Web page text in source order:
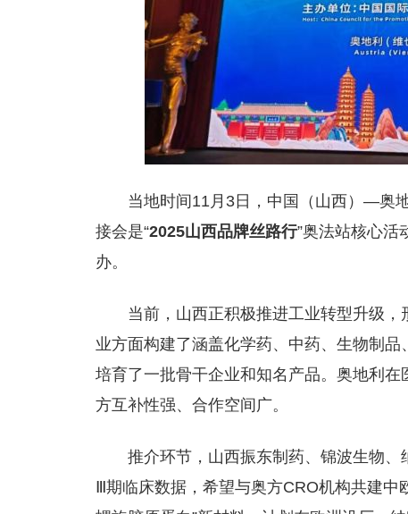
当地时间11月3日，中国（山西）—奥
接会是“2025山西品牌丝路行”奥法站核心活
办。
当前，山西正积极推进工业转型升级
业方面构建了涵盖化学药、中药、生物制
培育了一批骨干企业和知名产品。奥地利
方互补性强、合作空间广。
推介环节，山西振东制药、锦波生物
Ⅲ期临床数据，希望与奥方CRO机构共建